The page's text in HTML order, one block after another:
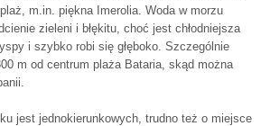
m.in. piękna Imerolia. Woda w morzu
zieleni i błękitu, choć jest chłodniejsza
i szybko robi się głęboko. Szczególnie
m od centrum plaża Bataria, skąd można
jest jednokierunkowych, trudno też o miejsce